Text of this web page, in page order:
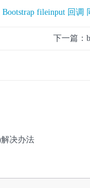
Bootstrap fileinput 回调
下一篇：
解决办法